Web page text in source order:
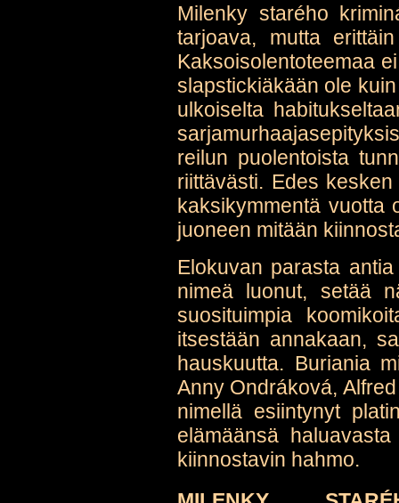
Milenky starého
tarjoava, mutta
Kaksoisolentoteemaa
slapstickiäkään ole
ulkoiselta
reilun puolentoista
riittävästi. Edes
kaksikymmentä vuotta
juoneen mitään
Elokuvan parasta
nimeä luonut, setää
suosituimpia
itsestään annakaan,
hauskuutta. Buriania
Anny Ondráková,
nimellä esiintynyt
elämäänsä
kiinnostavin hahmo.